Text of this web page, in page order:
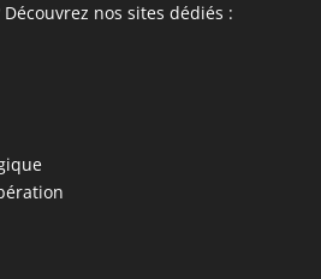
nos sites dédiés :